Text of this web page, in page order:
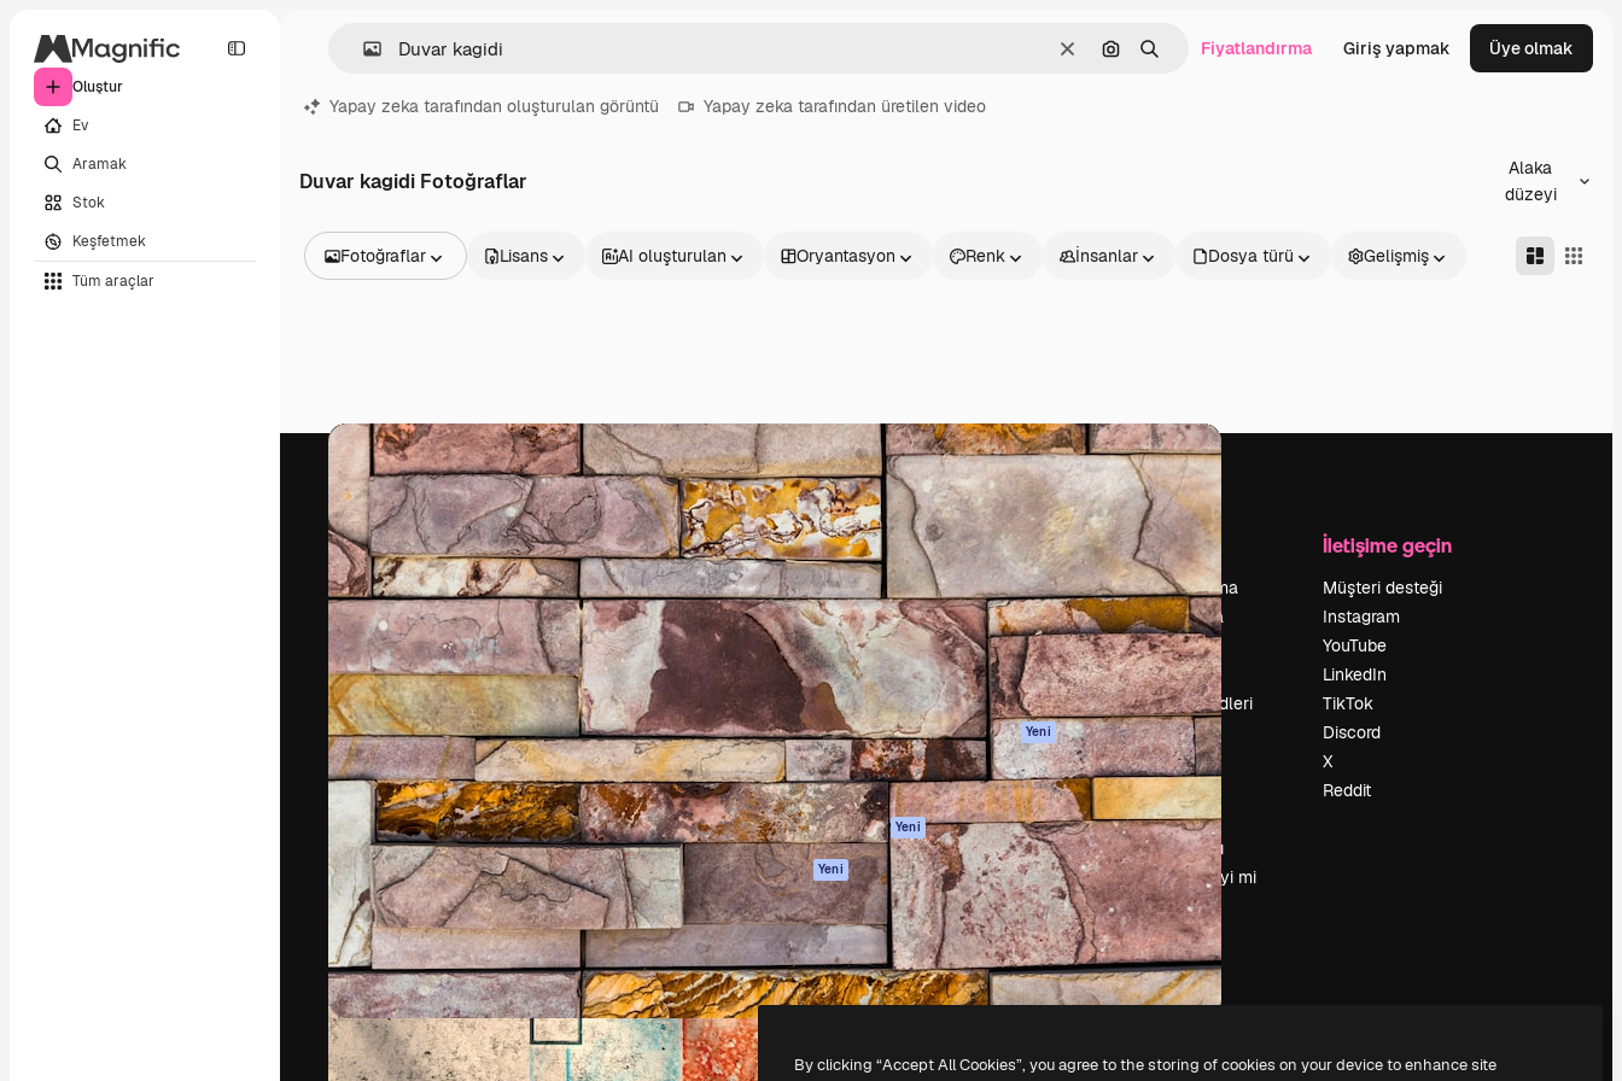
Oluştur
Ev
Aramak
Stok
Keşfetmek
Tüm araçlar
Temizlemek
Görüntüyle ara
AramakFiyatlandırma Giriş yapmak Üye olmak
Yapay zeka tarafından oluşturulan görüntü Yapay zeka tarafından üretilen video
Duvar kagidi Fotoğraflar
Alaka
düzeyi
Fotoğraflar
Videolar
Video çekimleri
Hareketli grafikler
Video şablonları
Simgeler
3D Modeller
Yazı tipleri
Lisans AI oluşturulan Oryantasyon Renk İnsanlar Dosya türü Gelişmiş
En iyi işlerini yöneteceğin yaratıcı platform.
Kreatif ekipler, işletmeler, ajanslar ve
stüdyolar genelinde 1 milyondan fazla
abone.
Türkçe
Ürünler
Spaces
AI Asistanı
AI Görüntü
Oluşturucu
AI video
oluşturucu
AI ses oluşturucu
Stok içerik
Claude/ChatGPT
için MCP
Yeni
Ajanlar Yeni
API
Mobil Uygulama
Tüm Magnific
araçları
Başlayın
Academy
Dokümantasyon
Destek
Kullanım Şartları
Gizlilik Politikası
Orijinaller Yeni
Çerez politikası
Güven merkezi
Satış ortakları
Kurumsal
Şirket
Fiyatlandırma
Hakkımızda
Reviews
Kariyer
Arama trendleri
Blog
Olaylar
Slidesgo
İçerik satışı
Basın odası
Magnific.ai’yi mi
arıyorsun?
İletişime geçin
Müşteri desteği
Instagram
YouTube
LinkedIn
TikTok
Discord
X
Reddit
Copyright © 2010-2026Freepik Company S.L.U.Her hakkı saklıdır
By clicking “Accept All Cookies”, you agree to the storing of cookies on your device to enhance site